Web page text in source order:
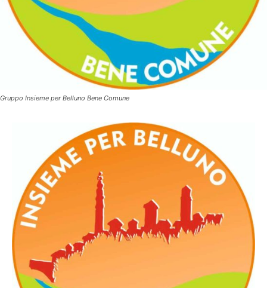
Gruppo Insieme per Belluno Bene Comune